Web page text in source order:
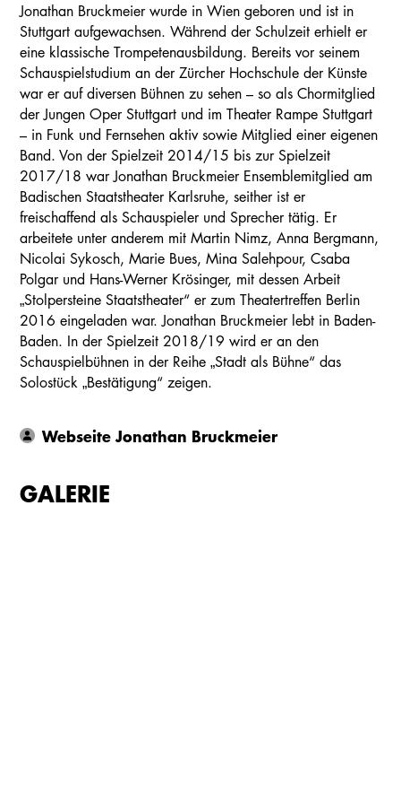
Jonathan Bruckmeier wurde in Wien geboren und ist in
Stuttgart aufgewachsen. Während der Schulzeit erhielt er
eine klassische Trompetenausbildung. Bereits vor seinem
Schauspielstudium an der Zürcher Hochschule der Künste
war er auf diversen Bühnen zu sehen – so als Chormitglied
der Jungen Oper Stuttgart und im Theater Rampe Stuttgart
– in Funk und Fernsehen aktiv sowie Mitglied einer eigenen
Band. Von der Spielzeit 2014/15 bis zur Spielzeit
2017/18 war Jonathan Bruckmeier Ensemblemitglied am
Badischen Staatstheater Karlsruhe, seither ist er
freischaffend als Schauspieler und Sprecher tätig. Er
arbeitete unter anderem mit Martin Nimz, Anna Bergmann,
Nicolai Sykosch, Marie Bues, Mina Salehpour, Csaba
Polgar und Hans-Werner Krösinger, mit dessen Arbeit
„Stolpersteine Staatstheater“ er zum Theatertreffen Berlin
2016 eingeladen war. Jonathan Bruckmeier lebt in Baden-
Baden. In der Spielzeit 2018/19 wird er an den
Schauspielbühnen in der Reihe „Stadt als Bühne“ das
Solostück „Bestätigung“ zeigen.
Webseite Jonathan Bruckmeier
GALERIE